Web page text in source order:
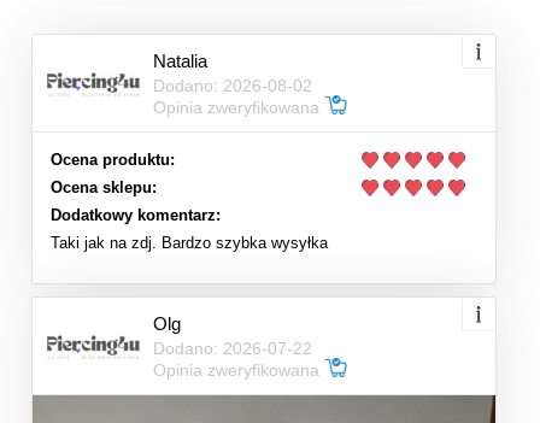
Natalia
Dodano: 2026-08-02
Opinia zweryfikowana
Ocena produktu:
Ocena sklepu:
Dodatkowy komentarz:
Taki jak na zdj. Bardzo szybka wysyłka
Olg
Dodano: 2026-07-22
Opinia zweryfikowana